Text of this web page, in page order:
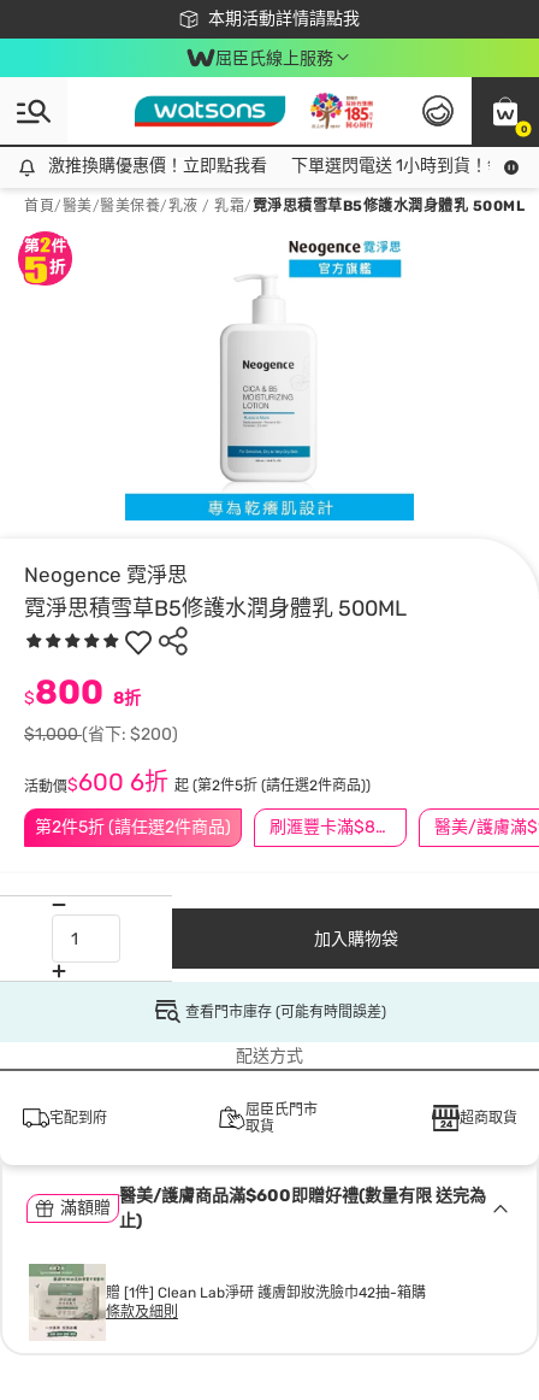
本期活動詳情請點我
下載app最高回饋$350
屈臣氏線上服務
0
激推換購優惠價！立即點我看
激推換購優惠價！立即點我看 下單選閃電送 1小時到貨！領神
首頁/醫美/醫美保養/乳液 / 乳霜/霓淨思積雪草B5修護水潤身體乳 500ML
Neogence 霓淨思
霓淨思積雪草B5修護水潤身體乳 500ML
第2件5折 (請任選2件商品) 刷滙豐卡滿$888送3萬點
$800 8折
$1,000(省下: $200)
活動價$600 6折 起 (第2件5折 (請任選2件商品))
加入購物袋
查看門市庫存 (可能有時間誤差)
配送方式
宅配到府
屈臣氏門市
取貨
超商取貨
滿額贈
醫美/護膚商品滿$600即贈好禮(數量有限 送完為
止)
贈 [1件] Clean Lab淨研 護膚卸妝洗臉巾42抽-箱購
條款及細則